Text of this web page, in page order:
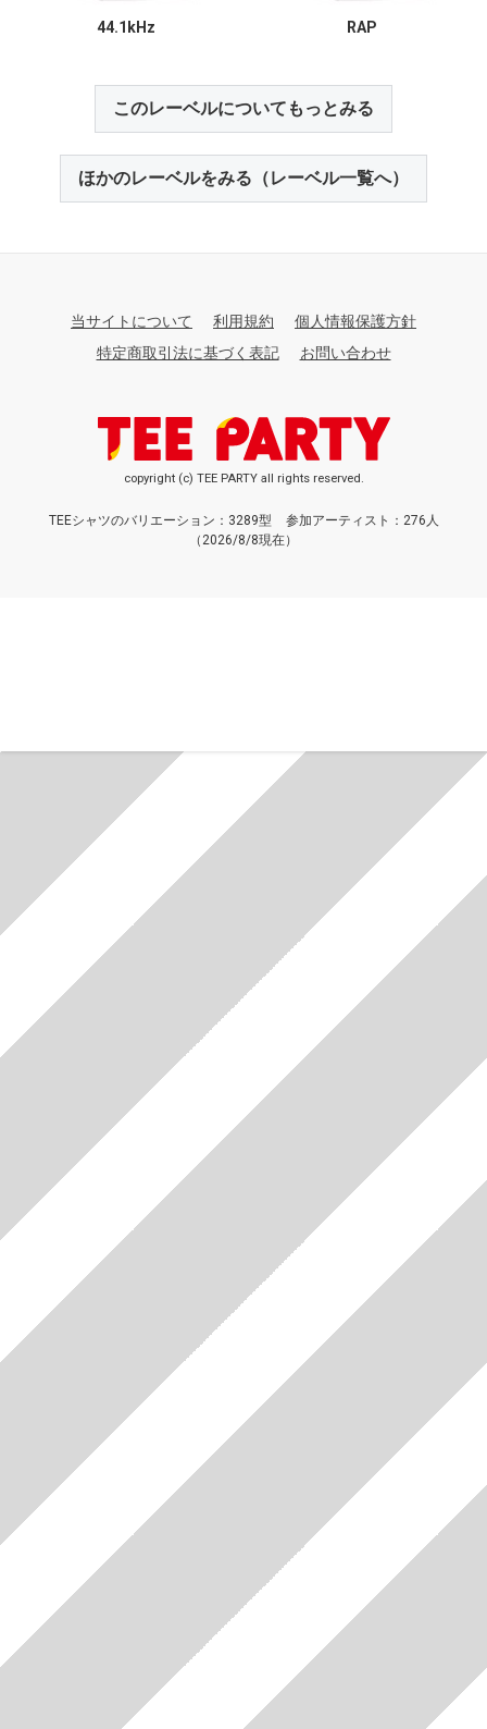
44.1kHz RAP
このレーベルについてもっとみる
ほかのレーベルをみる（レーベル一覧へ）
当サイトについて 利用規約
個人情報保護方針
特定商取引法に基づく表記
お問い合わせ
copyright (c) TEE PARTY all rights reserved.
TEEシャツのバリエーション：3289型
参加アーティスト：276人
（2026/8/8現在）